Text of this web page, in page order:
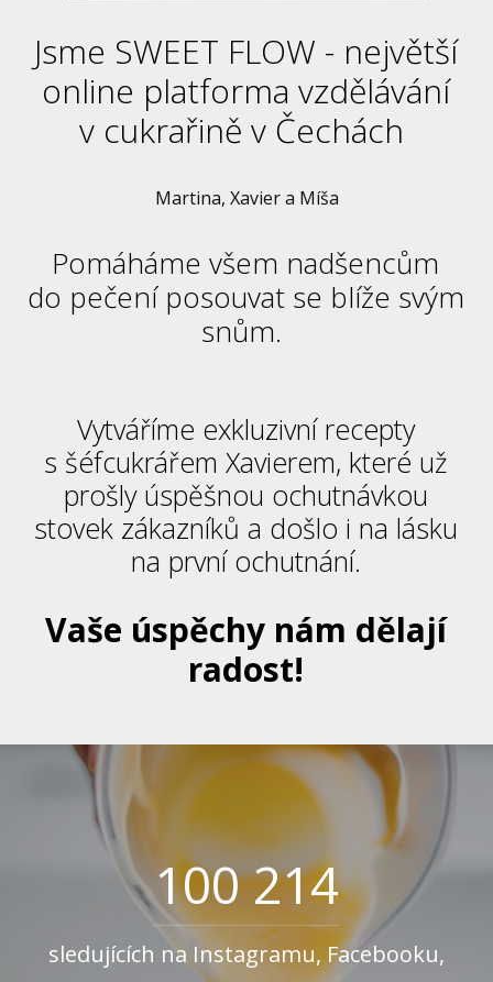
Jsme SWEET FLOW - největší
online platforma vzdělávání
v cukrařině v Čechách
Martina, Xavier a Míša
Pomáháme všem nadšencům
do pečení posouvat se blíže svým
snům.
Vytváříme exkluzivní recepty
s šéfcukrářem Xavierem, které už
prošly úspěšnou ochutnávkou
stovek zákazníků a došlo i na lásku
na první ochutnání.
Vaše úspěchy nám dělají
radost!
100 214
sledujících na Instagramu, Facebooku,